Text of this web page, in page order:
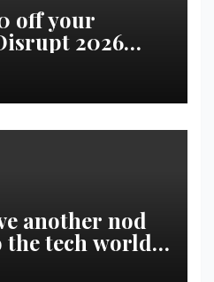
off your
2026
|
another nod
tech world |